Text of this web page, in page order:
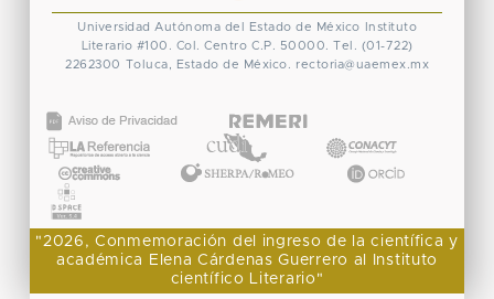
Universidad Autónoma del Estado de México
Instituto
Literario #100. Col. Centro C.P. 50000. Tel. (01-722)
2262300 Toluca, Estado de México. rectoria@uaemex.mx
"2026, Conmemoración del ingreso de la científica y
académica Elena Cárdenas Guerrero al Instituto
científico Literario"